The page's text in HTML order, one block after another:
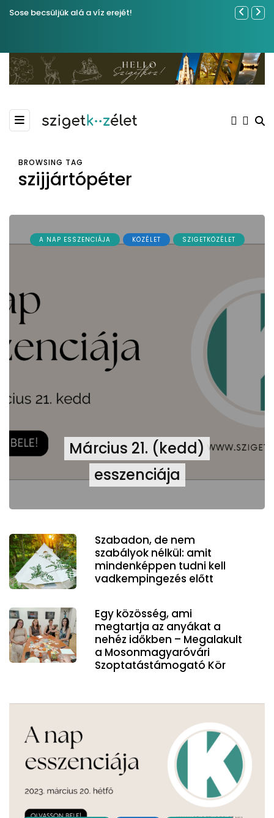
Sose becsüljük alá a víz erejét!
Ferenc
BROWSING TAG
szijjártópéter
A NAP ESSZENCIÁJA KÖZÉLET SZIGETKÖZÉLET
Március 21. (kedd)
esszenciája
Szabadon, de nem
szabályok nélkül: amit
mindenképpen tudni kell
vadkempingezés előtt
Egy közösség, ami
megtartja az anyákat a
nehéz időkben – Megalakult
a Mosonmagyaróvári
Szoptatástámogató Kör